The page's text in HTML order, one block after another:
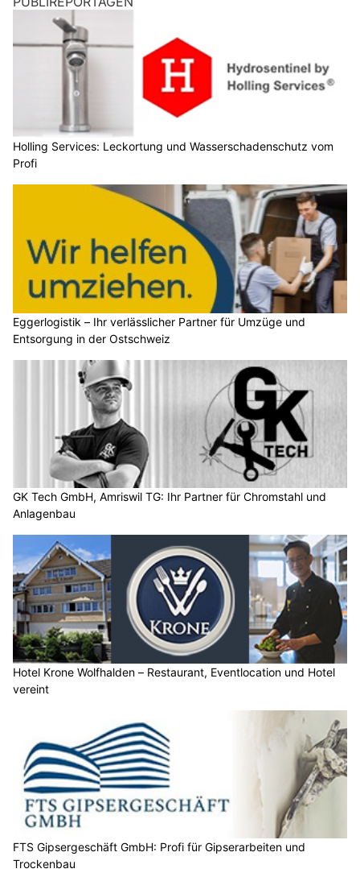
Holling Services: Leckortung und Wasserschadenschutz vom
Profi
Eggerlogistik – Ihr verlässlicher Partner für Umzüge und
Entsorgung in der Ostschweiz
GK Tech GmbH, Amriswil TG: Ihr Partner für Chromstahl und
Anlagenbau
Hotel Krone Wolfhalden – Restaurant, Eventlocation und Hotel
vereint
FTS Gipsergeschäft GmbH: Profi für Gipserarbeiten und
Trockenbau